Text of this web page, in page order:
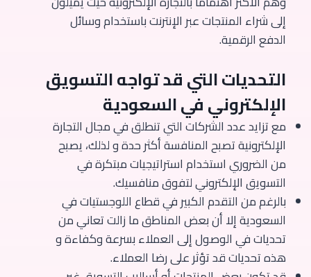
إلى شراء المنتجات عبر الإنترنت باستخدام وسائل
الدفع الرقمية.
التحديات التي قد تواجه التسويق
الإلكتروني في السعودية
مع تزايد عدد الشركات التي تنطلق في مجال التجارة
الإلكترونية تصبح المنافسة أكثر حدة و لذلك، يصبح
من الضروري استخدام استراتيجيات مبتكرة في
التسويق الإلكتروني لتفوق منافسيك.
بالرغم من التقدم الكبير في قطاع اللوجستيات في
السعودية إلا أن بعض المناطق ما زالت تعاني من
تحديات في الوصول إلى العملاء بسرعة وكفاءة و
هذه تحديات قد تؤثر على رضا العملاء.